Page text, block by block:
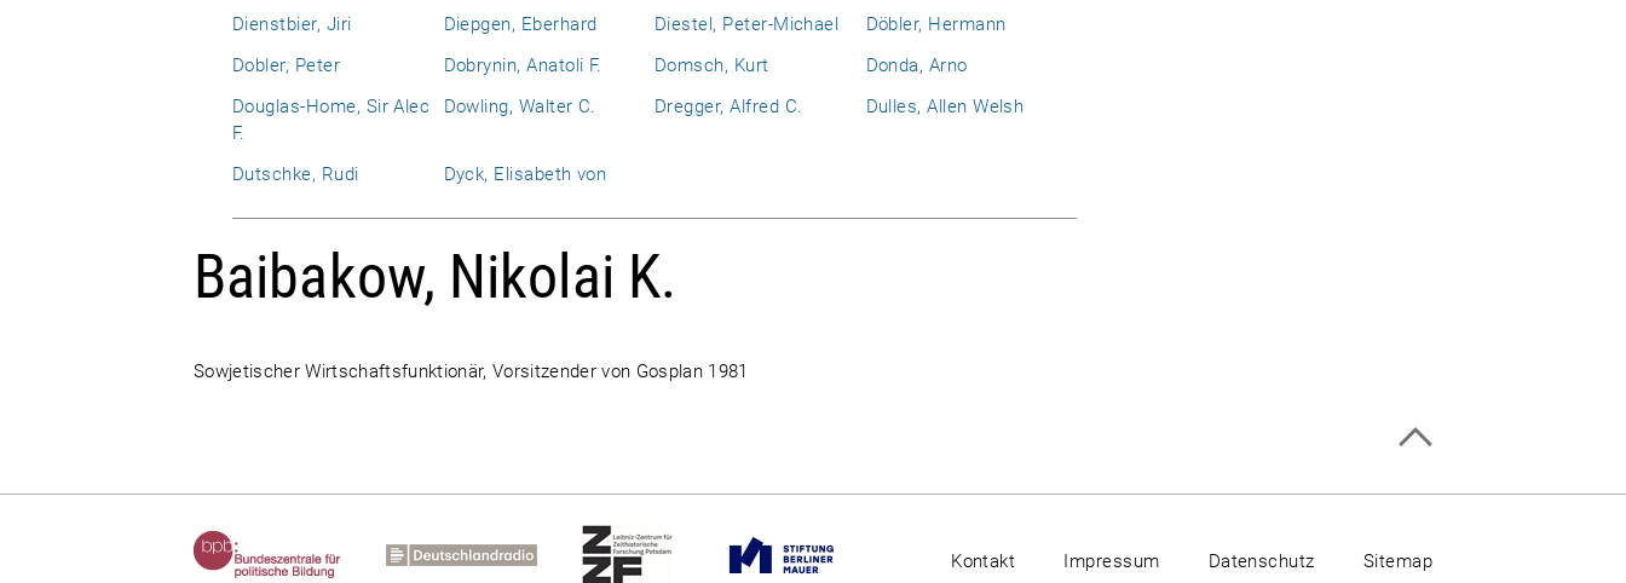
Dienstbier, Jiri
Diepgen, Eberhard Diestel, Peter-Michael
Döbler, Hermann
Dobler, Peter
Dobrynin, Anatoli F. Domsch, Kurt
Donda, Arno
Douglas-Home, Sir Alec
F.
Dowling, Walter C. Dregger, Alfred C. Dulles, Allen Welsh
Dutschke, Rudi Dyck, Elisabeth von
Baibakow, Nikolai K.
Sowjetischer Wirtschaftsfunktionär, Vorsitzender von Gosplan 1981
Kontakt Impressum Datenschutz Sitemap